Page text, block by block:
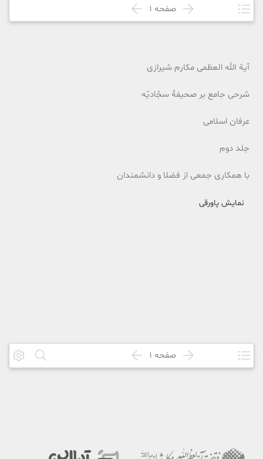
صفحه 1
آیة الله العظمی مکارم شیرازی
شرحی جامع بر صحیفۀ سجّادیّه
عرفان اسلامی
جلد دوم
با همکاری جمعی از فضلا و دانشمندان
نمایش پاورقی
صفحه 1